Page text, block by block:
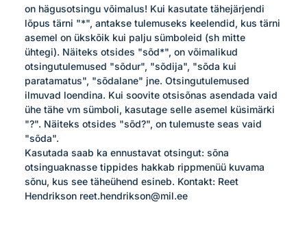
on hägusotsingu võimalus! Kui kasutate tähejärjendi
lõpus tärni "*", antakse tulemuseks keelendid, kus tärni
asemel on ükskõik kui palju sümboleid (sh mitte
ühtegi). Näiteks otsides "sõd*", on võimalikud
otsingutulemused "sõdur", "sõdija", "sõda kui
paratamatus", "sõdalane" jne. Otsingutulemused
ilmuvad loendina. Kui soovite otsisõnas asendada vaid
ühe tähe vm sümboli, kasutage selle asemel küsimärki
"?". Näiteks otsides "sõd?", on tulemuste seas vaid
"sõda".
Kasutada saab ka ennustavat otsingut: sõna
otsinguaknasse tippides hakkab rippmenüü kuvama
sõnu, kus see täheühend esineb. Kontakt: Reet
Hendrikson reet.hendrikson@mil.ee